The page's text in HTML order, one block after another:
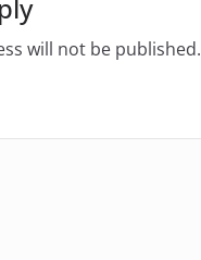
will not be published.